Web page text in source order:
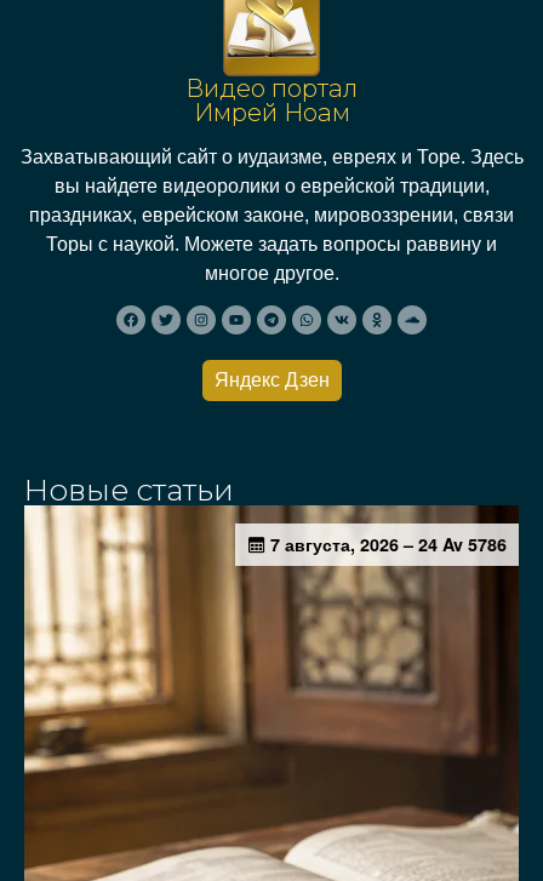
Видео портал
Имрей Ноам
Захватывающий сайт о иудаизме, евреях и Торе. Здесь
вы найдете видеоролики о еврейской традиции,
праздниках, еврейском законе, мировоззрении, связи
Торы с наукой. Можете задать вопросы раввину и
многое другое.
Яндекс Дзен
Новые статьи